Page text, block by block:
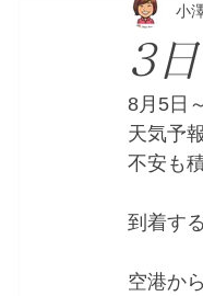
アクティビティー
スキー＆スノボ
3
小
8月5日
天気予
不安も
到着す
空港か